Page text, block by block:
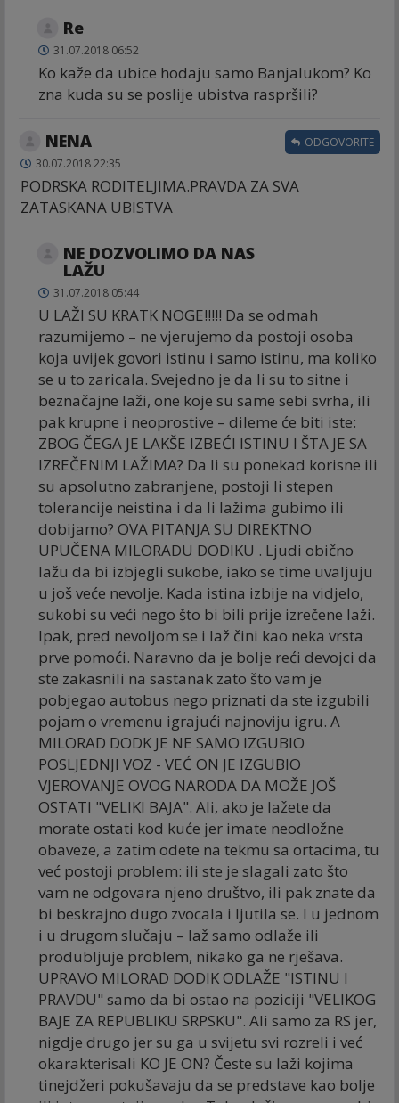
Re
31.07.2018 06:52
Ko kaže da ubice hodaju samo Banjalukom? Ko
zna kuda su se poslije ubistva raspršili?
NENA
30.07.2018 22:35
PODRSKA RODITELJIMA.PRAVDA ZA SVA
ZATASKANA UBISTVA
ODGOVORITE
NE DOZVOLIMO DA NAS
LAŽU
31.07.2018 05:44
U LAŽI SU KRATK NOGE!!!!! Da se odmah
razumijemo – ne vjerujemo da postoji osoba
koja uvijek govori istinu i samo istinu, ma koliko
se u to zaricala. Svejedno je da li su to sitne i
beznačajne laži, one koje su same sebi svrha, ili
pak krupne i neoprostive – dileme će biti iste:
ZBOG ČEGA JE LAKŠE IZBEĆI ISTINU I ŠTA JE SA
IZREČENIM LAŽIMA? Da li su ponekad korisne ili
su apsolutno zabranjene, postoji li stepen
tolerancije neistina i da li lažima gubimo ili
dobijamo? OVA PITANJA SU DIREKTNO
UPUČENA MILORADU DODIKU . Ljudi obično
lažu da bi izbjegli sukobe, iako se time uvaljuju
u još veće nevolje. Kada istina izbije na vidjelo,
sukobi su veći nego što bi bili prije izrečene laži.
Ipak, pred nevoljom se i laž čini kao neka vrsta
prve pomoći. Naravno da je bolje reći devojci da
ste zakasnili na sastanak zato što vam je
pobjegao autobus nego priznati da ste izgubili
pojam o vremenu igrajući najnoviju igru. A
MILORAD DODK JE NE SAMO IZGUBIO
POSLJEDNJI VOZ - VEĆ ON JE IZGUBIO
VJEROVANJE OVOG NARODA DA MOŽE JOŠ
OSTATI "VELIKI BAJA". Ali, ako je lažete da
morate ostati kod kuće jer imate neodložne
obaveze, a zatim odete na tekmu sa ortacima, tu
već postoji problem: ili ste je slagali zato što
vam ne odgovara njeno društvo, ili pak znate da
bi beskrajno dugo zvocala i ljutila se. I u jednom
i u drugom slučaju – laž samo odlaže ili
produbljuje problem, nikako ga ne rješava.
UPRAVO MILORAD DODIK ODLAŽE "ISTINU I
PRAVDU" samo da bi ostao na poziciji "VELIKOG
BAJE ZA REPUBLIKU SRPSKU". Ali samo za RS jer,
nigdje drugo jer su ga u svijetu svi rozreli i već
okarakterisali KO JE ON? Česte su laži kojima
tinejdžeri pokušavaju da se predstave kao bolje